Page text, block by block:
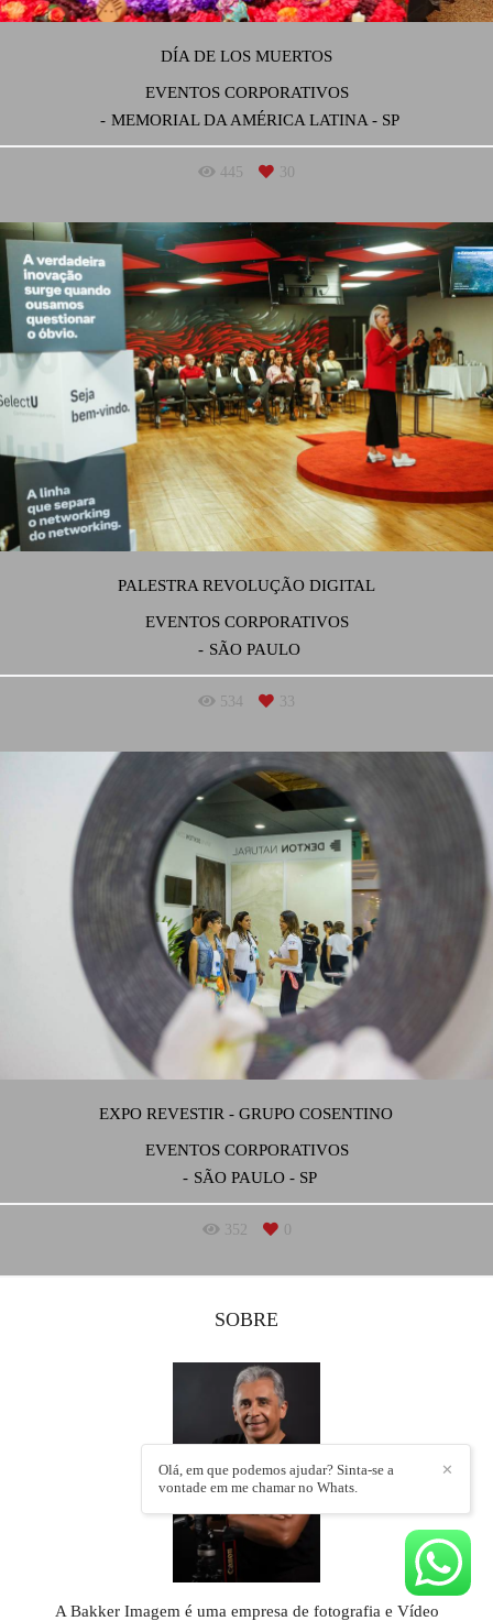
DÍA DE LOS MUERTOS
EVENTOS CORPORATIVOS
MEMORIAL DA AMÉRICA LATINA - SP
445 30
PALESTRA REVOLUÇÃO DIGITAL
EVENTOS CORPORATIVOS
SÃO PAULO
534 33
EXPO REVESTIR - GRUPO COSENTINO
EVENTOS CORPORATIVOS
SÃO PAULO - SP
352 0
SOBRE
A Bakker Imagem é uma empresa de fotografia e Vídeo
✕
Olá, em que podemos ajudar? Sinta-se a
vontade em me chamar no Whats.